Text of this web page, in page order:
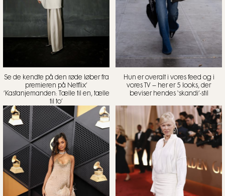
Se de kendte på den røde løber fra
premieren på Netflix’
’Kastanjemanden: Tælle til en, tælle
til to’
Hun er overalt i vores feed og i
vores TV – her er 5 looks, der
beviser hendes ‘skandi’-stil